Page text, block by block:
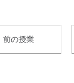
前の授業